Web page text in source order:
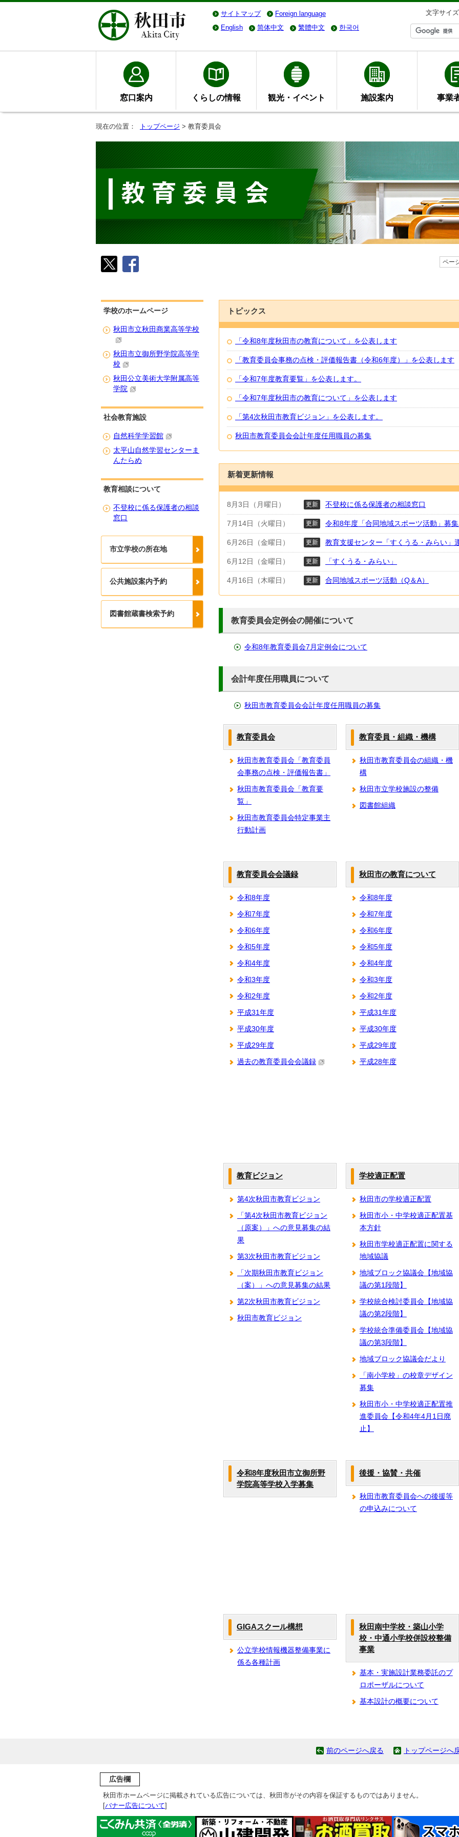
サイトマップ Foreign language 文字サイズ
English
简体中文 繁體中文 한국어
窓口案内 くらしの情報 観光・イベント 施設案内 事業
現在の位置： トップページ > 教育委員会
ペー
トピックス
「令和8年度秋田市の教育について」を公表します
「教育委員会事務の点検・評価報告書（令和6年度）」を公表します
「令和7年度教育要覧」を公表します。
「令和7年度秋田市の教育について」を公表します
「第4次秋田市教育ビジョン」を公表します。
秋田市教育委員会会計年度任用職員の募集
新着更新情報
8月3日（月曜日） 更新 不登校に係る保護者の相談窓口
7月14日（火曜日） 更新 令和8年度「合同地域スポーツ活動」募
6月26日（金曜日） 更新 教育支援センター「すくうる・みらい」
6月12日（金曜日） 更新 「すくうる・みらい」
4月16日（木曜日） 更新 合同地域スポーツ活動（Q＆A）
教育委員会定例会の開催について
令和8年教育委員会7月定例会について
会計年度任用職員について
秋田市教育委員会会計年度任用職員の募集
教育委員会
秋田市教育委員会「教育委員
会事務の点検・評価報告書」
秋田市教育委員会「教育要
覧」
秋田市教育委員会特定事業主
行動計画
教育委員・組織・機構
秋田市教育委員会の組織・機
構
秋田市立学校施設の整備
図書館組織
教育委員会会議録
令和8年度
令和7年度
令和6年度
令和5年度
令和4年度
令和3年度
令和2年度
平成31年度
平成30年度
平成29年度
過去の教育委員会会議録
秋田市の教育について
令和8年度
令和7年度
令和6年度
令和5年度
令和4年度
令和3年度
令和2年度
平成31年度
平成30年度
平成29年度
平成28年度
教育ビジョン
第4次秋田市教育ビジョン
「第4次秋田市教育ビジョン
（原案）」への意見募集の結
果
第3次秋田市教育ビジョン
「次期秋田市教育ビジョン
（案）」への意見募集の結果
第2次秋田市教育ビジョン
秋田市教育ビジョン
学校適正配置
秋田市の学校適正配置
秋田市小・中学校適正配置基
本方針
秋田市学校適正配置に関する
地域協議
地域ブロック協議会【地域協
議の第1段階】
学校統合検討委員会【地域協
議の第2段階】
学校統合準備委員会【地域協
議の第3段階】
地域ブロック協議会だより
「南小学校」の校章デザイン
募集
秋田市小・中学校適正配置推
進委員会【令和4年4月1日廃
止】
令和8年度秋田市立御所野
学院高等学校入学募集
後援・協賛・共催
秋田市教育委員会への後援等
の申込みについて
GIGAスクール構想
公立学校情報機器整備事業に
係る各種計画
秋田南中学校・築山小学
校・中通小学校併設校整備
事業
基本・実施設計業務委託のプ
ロポーザルについて
基本設計の概要について
学校のホームページ
秋田市立秋田商業高等学校
秋田市立御所野学院高等学
校
秋田公立美術大学附属高等
学院
社会教育施設
自然科学学習館
太平山自然学習センターま
んたらめ
教育相談について
不登校に係る保護者の相談
窓口
市立学校の所在地
公共施設案内予約
図書館蔵書検索予約
前のページへ戻る トップページへ
広告欄
秋田市ホームページに掲載されている広告については、秋田市がその内容を保証するものではありません。
[バナー広告について]